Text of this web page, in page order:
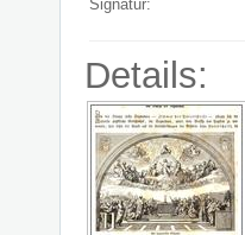
Signatur:
Details: